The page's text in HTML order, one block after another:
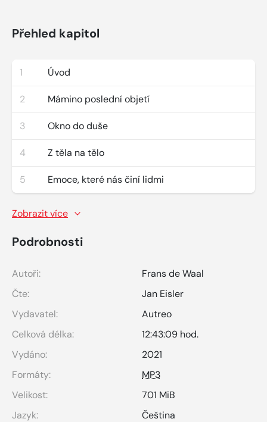
Přehled kapitol
1 Úvod
2 Mámino poslední objetí
3 Okno do duše
4 Z těla na tělo
5 Emoce, které nás činí lidmi
Zobrazit více
Podrobnosti
Autoři:
Frans de Waal
Čte:
Jan Eisler
Vydavatel:
Autreo
Celková délka:
12:43:09 hod.
Vydáno:
2021
Formáty:
MP3
Velikost:
701 MiB
Jazyk:
Čeština